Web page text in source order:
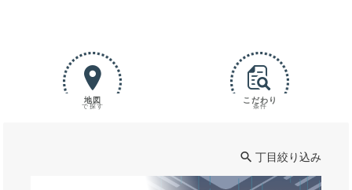
地図
で探す
こだわり
条件
丁目絞り込み